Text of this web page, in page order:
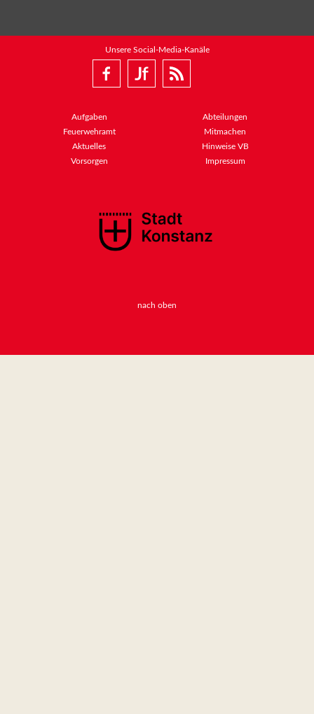
Unsere Social-Media-Kanäle
Aufgaben
Abteilungen
Feuerwehramt
Mitmachen
Aktuelles
Hinweise VB
Vorsorgen
Impressum
nach oben